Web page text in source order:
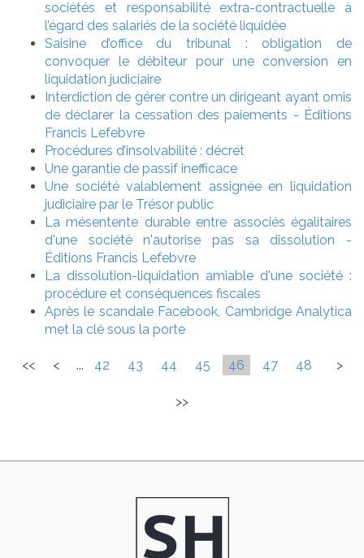
sociétés et responsabilité extra-contractuelle à
l’égard des salariés de la société liquidée
Saisine d’office du tribunal : obligation de
convoquer le débiteur pour une conversion en
liquidation judiciaire
Interdiction de gérer contre un dirigeant ayant omis
de déclarer la cessation des paiements - Éditions
Francis Lefebvre
Procédures d’insolvabilité : décret
Une garantie de passif inefficace
Une société valablement assignée en liquidation
judiciaire par le Trésor public
La mésentente durable entre associés égalitaires
d'une société n'autorise pas sa dissolution -
Éditions Francis Lefebvre
La dissolution-liquidation amiable d'une société :
procédure et conséquences fiscales
Après le scandale Facebook, Cambridge Analytica
met la clé sous la porte
<< < ... 42 43 44 45 46 47 48 >
>>